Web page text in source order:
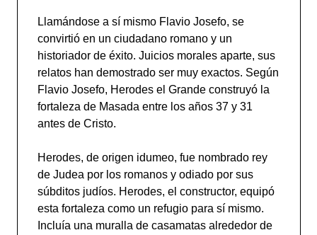
Llamándose a sí mismo Flavio Josefo, se
convirtió en un ciudadano romano y un
historiador de éxito. Juicios morales aparte, sus
relatos han demostrado ser muy exactos. Según
Flavio Josefo, Herodes el Grande construyó la
fortaleza de Masada entre los años 37 y 31
antes de Cristo.
Herodes, de origen idumeo, fue nombrado rey
de Judea por los romanos y odiado por sus
súbditos judíos. Herodes, el constructor, equipó
esta fortaleza como un refugio para sí mismo.
Incluía una muralla de casamatas alrededor de